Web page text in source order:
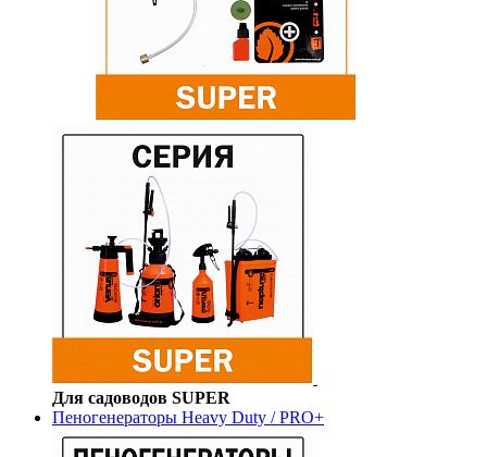
Для садоводов SUPER
Пеногенераторы Heavy Duty / PRO+